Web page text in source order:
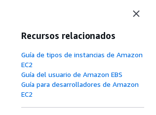
Recursos relacionados
Guía de tipos de instancias de Amazon
EC2
Guía del usuario de Amazon EBS
Guía para desarrolladores de Amazon
EC2